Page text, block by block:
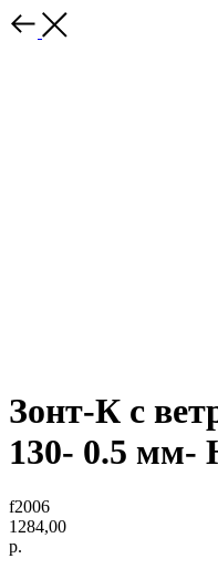
Зонт-К с
130- 0.5 мм-
f2006
1284,00
р.